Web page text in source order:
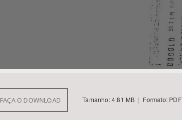
FAÇA O DOWNLOAD Tamanho: 4.81 MB | Formato: PDF